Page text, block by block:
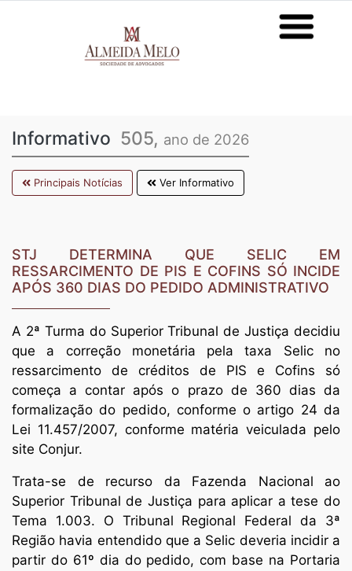
Informativo 505, ano de 2026
Principais Notícias Ver Informativo
STJ DETERMINA QUE SELIC EM
RESSARCIMENTO DE PIS E COFINS SÓ INCIDE
APÓS 360 DIAS DO PEDIDO ADMINISTRATIVO
A 2ª Turma do Superior Tribunal de Justiça decidiu
que a correção monetária pela taxa Selic no
ressarcimento de créditos de PIS e Cofins só
começa a contar após o prazo de 360 dias da
formalização do pedido, conforme o artigo 24 da
Lei 11.457/2007, conforme matéria veiculada pelo
site Conjur.
Trata-se de recurso da Fazenda Nacional ao
Superior Tribunal de Justiça para aplicar a tese do
Tema 1.003. O Tribunal Regional Federal da 3ª
Região havia entendido que a Selic deveria incidir a
partir do 61º dia do pedido, com base na Portaria